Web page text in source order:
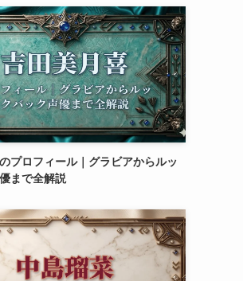
プロフィール｜グラビアからルッ
まで全解説